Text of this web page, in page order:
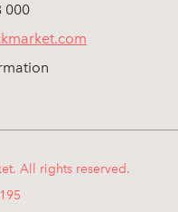
000
All rights reserved.